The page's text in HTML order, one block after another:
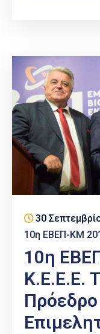
30
10η ΕΒΕΠ-ΚΜ
10η
K.E.E.E.